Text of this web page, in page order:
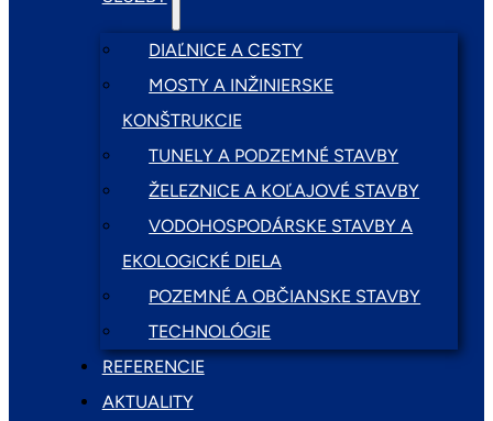
DIAĽNICE A CESTY
MOSTY A INŽINIERSKE
KONŠTRUKCIE
TUNELY A PODZEMNÉ STAVBY
ŽELEZNICE A KOĽAJOVÉ STAVBY
VODOHOSPODÁRSKE STAVBY A
EKOLOGICKÉ DIELA
POZEMNÉ A OBČIANSKE STAVBY
TECHNOLÓGIE
REFERENCIE
AKTUALITY